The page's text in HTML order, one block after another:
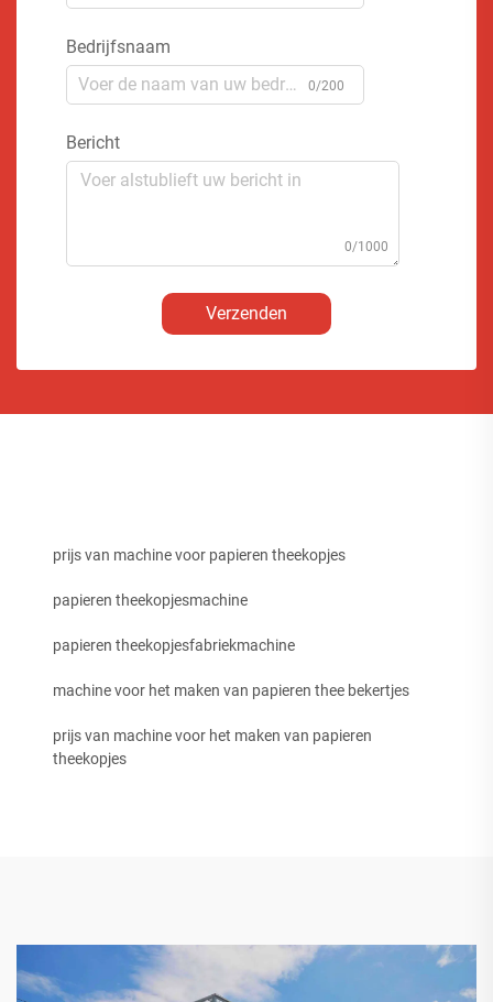
Bedrijfsnaam
0/200
Bericht
0/1000
Verzenden
prijs van machine voor papieren theekopjes
papieren theekopjesmachine
papieren theekopjesfabriekmachine
machine voor het maken van papieren thee bekertjes
prijs van machine voor het maken van papieren
theekopjes